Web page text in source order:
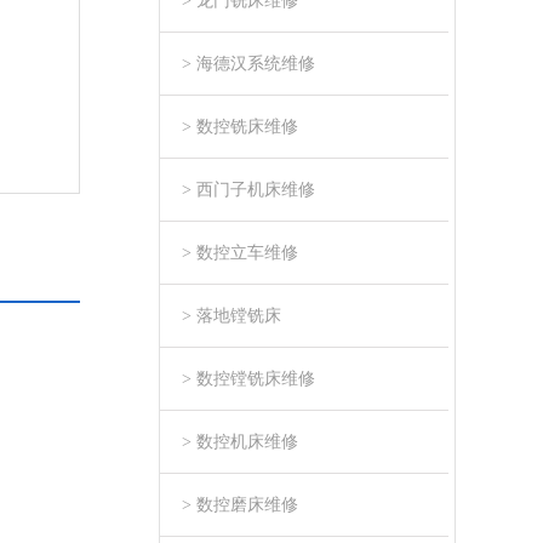
> 海德汉系统维修
> 数控铣床维修
> 西门子机床维修
> 数控立车维修
> 落地镗铣床
> 数控镗铣床维修
> 数控机床维修
> 数控磨床维修